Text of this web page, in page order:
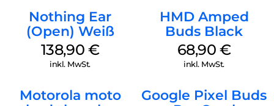
Nothing Ear
(Open) Weiß
138,90 €
inkl. MwSt.
HMD Amped
Buds Black
68,90 €
inkl. MwSt.
Motorola moto
Google Pixel Buds